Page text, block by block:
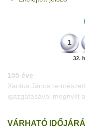
1
32.
226 éve
Megszületett Dukai
VÁRHATÓ